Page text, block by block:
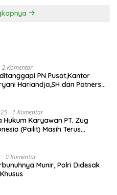
2 Komentar
PN Pusat,Kantor
Hariandja,SH dan Patners
1 Komentar
Hukum Karyawan PT. Zug
(Pailit) Masih Terus
0 Komentar
Munir, Polri Didesak